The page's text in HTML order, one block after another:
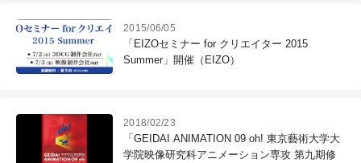
2015/06/05
「EIZOセミナー for クリエイター 2015
Summer」開催（EIZO）
2018/02/23
「GEIDAI ANIMATION 09 oh! 東京藝術大学大
学院映像研究科アニメーション専攻 第九期修